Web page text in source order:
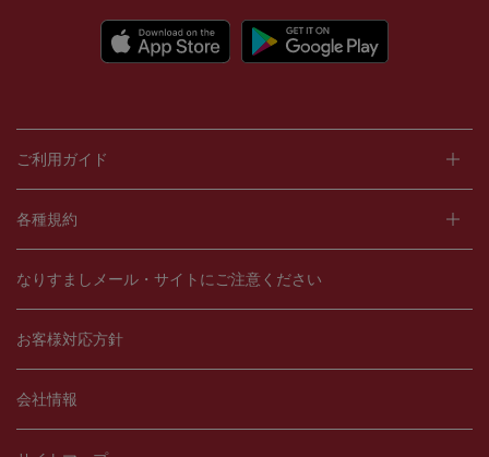
ご利用ガイド
各種規約
なりすましメール・サイトにご注意ください
お客様対応方針
会社情報